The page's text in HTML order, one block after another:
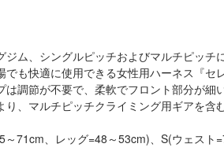
ジム、シングルピッチおよびマルチピッチ
も快適に使用できる女性用ハーネス『セ
は調節が不要で、柔軟でフロント部分が細
、マルチピッチクライミング用ギアを含
～71cm、レッグ=48～53cm)、S(ウェスト